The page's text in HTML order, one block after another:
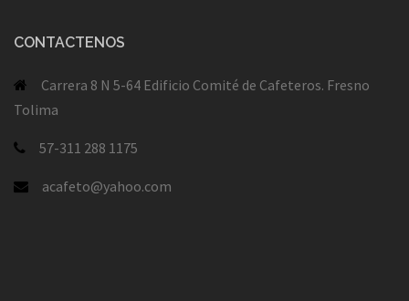
CONTACTENOS
Carrera 8 N 5-64 Edificio Comité de Cafeteros. Fresno
Tolima
57-311 288 1175
acafeto@yahoo.com